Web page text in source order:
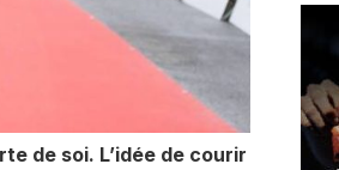
de soi. L’idée de courir